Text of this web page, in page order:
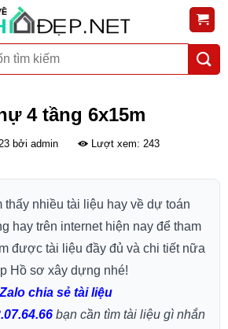
4 tầng 6x15m
bởi admin Lượt xem: 243
thấy nhiều tài liệu hay về dự toán
hay trên internet hiện nay để tham
được tài liệu đầy đủ và chi tiết nữa
Hồ sơ xây dựng nhé!
Zalo chia sẻ tài liệu
bạn cần tìm tài liệu gì nhắn